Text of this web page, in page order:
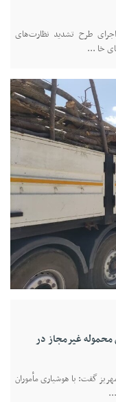
اجرای طرح تشدید نظارت‌های
خا ...
چوب در مهریز/ کشف۲۱ تن محموله غیرمجاز در
گفت: با هوشیاری مأموران